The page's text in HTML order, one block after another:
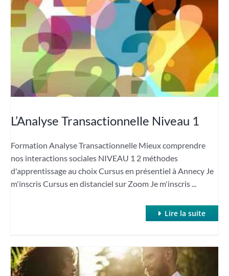
L’Analyse Transactionnelle Niveau 1
Formation Analyse Transactionnelle Mieux comprendre
nos interactions sociales NIVEAU 1 2 méthodes
d'apprentissage au choix Cursus en présentiel à Annecy Je
m'inscris Cursus en distanciel sur Zoom Je m'inscris ...
Lire la suite